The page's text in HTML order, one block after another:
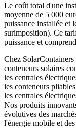
Le coût total d'une
moyenne de 5 000
puissance installée et
surimposition). Ce
puissance et
Chez SolarContainers
conteneurs solaires
les centrales
les conteneurs
les centrales
Nos produits
évolutives des
l'énergie mobile et